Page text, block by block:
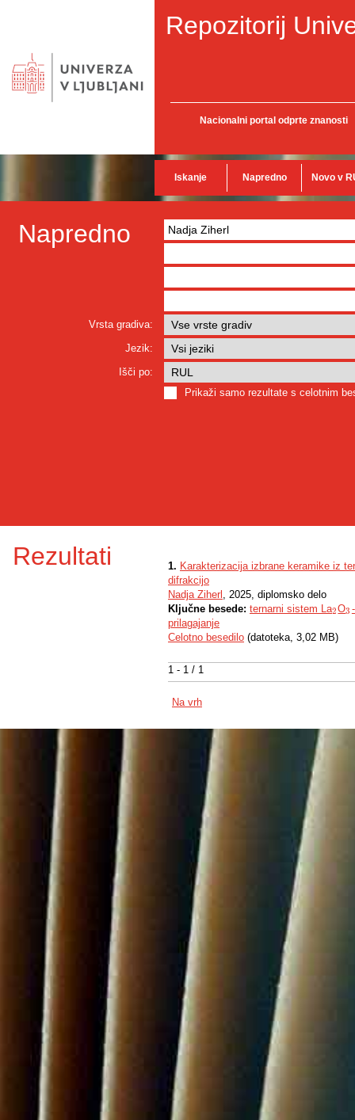
Repozitorij
Nacionalni portal odprte znanosti
Iskanje Napredno Novo v
Napredno
Vrsta gradiva:
Jezik:
Išči po:
Prikaži samo rezultate s celotnim
Rezultati
1 - 1 / 1
1. Karakterizacija izbrane keramike iz
difrakcijo
Nadja Ziherl , 2025, diplomsko delo
Ključne besede: ternarni sistem La2
2O3
3
prilagajanje
Celotno besedilo (datoteka, 3,02 MB)
Na vrh